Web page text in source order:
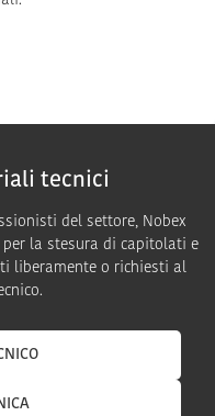
tecnici
del settore, Nobex
la stesura di capitolati e
liberamente o richiesti al